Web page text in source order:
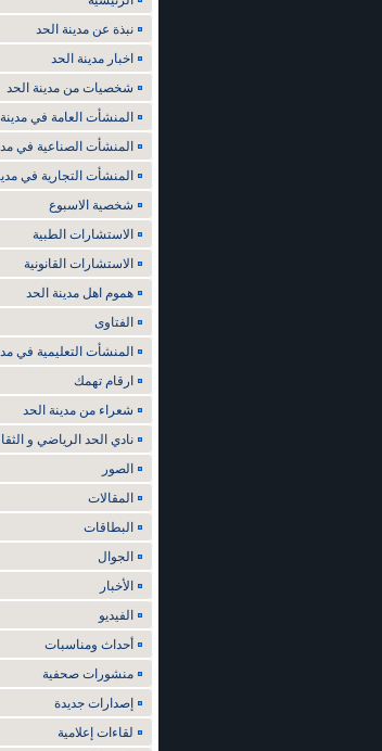
نبذة عن مدينة الحد
اخبار مدينة الحد
شخصيات من مدينة الحد
المنشأت العامة في
المنشأت الصناعية في
المنشأت التجارية في
شخصية الاسبوع
الاستشارات الطبية
الاستشارات القانونية
هموم اهل مدينة الحد
الفتاوى
المنشأت التعليمية في
ارقام تهمك
شعراء من مدينة الحد
نادي الحد الرياضي و
الصور
المقالات
البطاقات
الجوال
الأخبار
الفيديو
أحداث ومناسبات
منشورات صحفية
إصدارات جديدة
لقاءات إعلامية